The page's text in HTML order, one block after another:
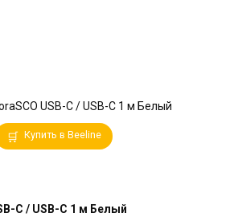
Купить в Beeline
C / USB-C 1 м Белый